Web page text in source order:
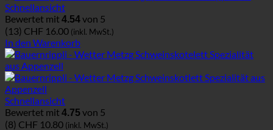
Schnellansicht
Bewertet mit 4.54von 5
(13) CHF 16.00 (inkl. MwSt.)
In den Warenkorb
Schnellansicht
Bewertet mit 4.75 von 5
(8) CHF 10.80 (inkl. MwSt.)